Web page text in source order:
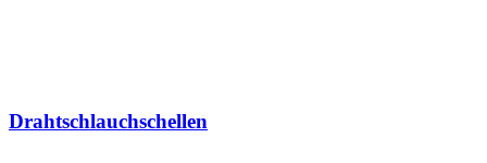
Drahtschlauchschellen